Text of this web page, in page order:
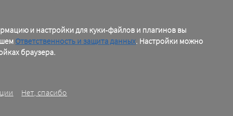
и настройки для куки-файлов и плагинов вы
Ответственность и защита данных. Настройки можно
браузера.
Нет, спасибо